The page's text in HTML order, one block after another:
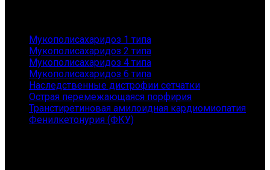
Мукополисахаридоз 1 типа
Мукополисахаридоз 2 типа
Мукополисахаридоз 4 типа
Мукополисахаридоз 6 типа
Наследственные дистрофии сетчатки
Острая перемежающаяся порфирия
Транстиретиновая амилоидная кардиомиопатия
Фенилкетонурия (ФКУ)